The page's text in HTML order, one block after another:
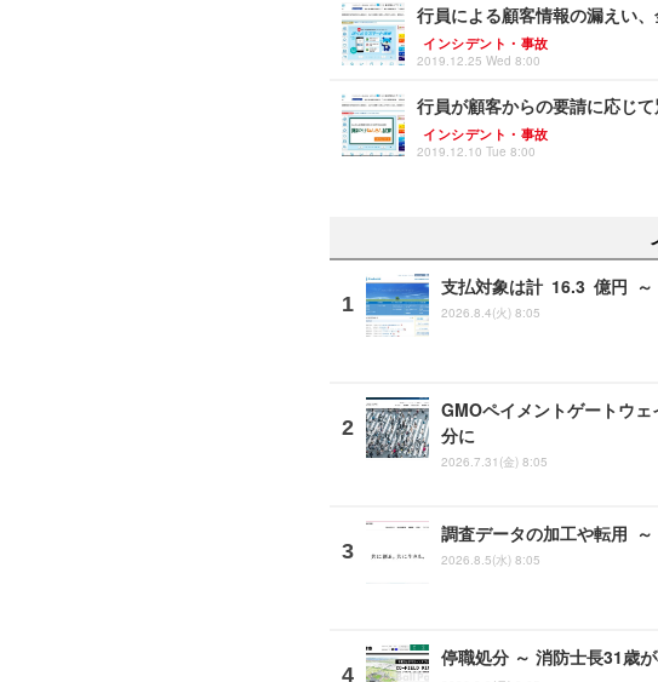
行員による顧客情報の漏えい
インシデント・事故
2019.12.25 Wed 8:00
行員が顧客からの要請に応じ
インシデント・事故
2019.12.10 Tue 8:00
支払対象は計 16.3 億円 ～
2026.8.4(火) 8:05
GMOペイメントゲートウ
分に
2026.7.31(金) 8:05
調査データの加工や転用
2026.8.5(水) 8:05
停職処分 ～ 消防士長31歳